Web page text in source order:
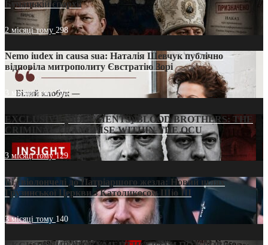
Бучацькій єпархії
2 місяці тому 298
Nemo iudex in causa sua: Наталія Шевчук публічно
відповіла митрополиту Євстратію Зорі
3 місяці тому214
EXCLUSIVE (DOCUMENTS)/BLOOD BROTHERS: THE
CRIMINAL FRANCHISE WITHIN THE OCU
3 місяці тому129
Від віолончелі до Патріаршого жезла: Новий шлях
Грузинської Церкви з Католикосом Шіо III
3 місяці тому 140